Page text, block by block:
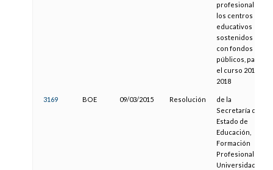
profesional de
los centros
educativos
sostenidos
con fondos
públicos, para
el curso 2017-
2018
3169 BOE 09/03/2015 Resolución
de la
Secretaría de
Estado de
Educación,
Formación
Profesional y
Universidades,